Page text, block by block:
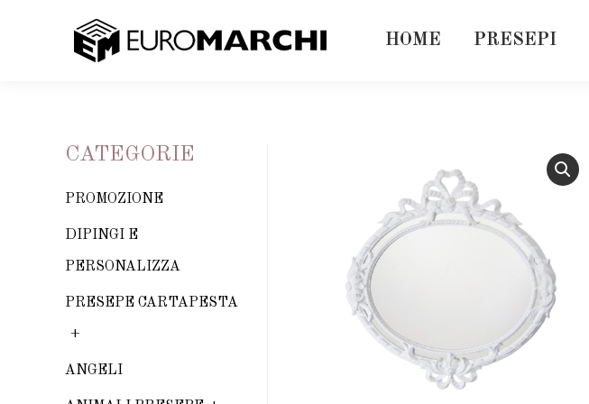
HOME PRESEPI
CATEGORIE
PROMOZIONE
DIPINGI E
PERSONALIZZA
PRESEPE CARTAPESTA
ANGELI